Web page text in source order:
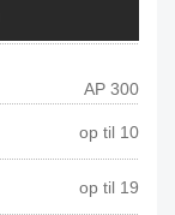
AP 300
op til 10
op til 19